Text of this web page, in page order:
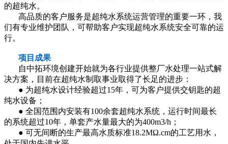
的超纯水。
高品质的客户服务是超纯水系统运营管理的重要一环，我
们有专业维护团队，可帮助客户实现超纯水系统安全可靠的运
行。
项目成果
自中拓环境创建开始就为各行业提供整厂水处理一站式解
决方案，目前在超纯水制取事业取得了长足的进步：
● 为超纯水设计经验超过15年，可为客户提供交钥匙的超
纯水设备；
● 全国范围内安装有100余套超纯水系统，运行时间最长
的系统超过10年，单套产水量最大的为400m3/h；
● 可无间断的生产最高水质标准18.2MΩ.cm的工艺用水，